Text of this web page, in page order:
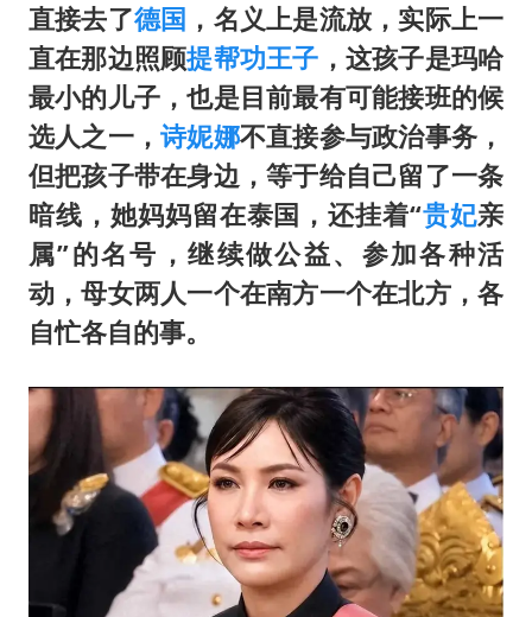
直接去了德国 ，名义上是流放，实际上一
直在那边照顾提帮功王子 ，这孩子是玛哈
最小的儿子，也是目前最有可能接班的候
选人之一，诗妮娜不直接参与政治事务，
但把孩子带在身边，等于给自己留了一条
暗线，她妈妈留在泰国，还挂着“贵妃亲
属”的名号，继续做公益、参加各种活
动，母女两人一个在南方一个在北方，各
自忙各自的事。